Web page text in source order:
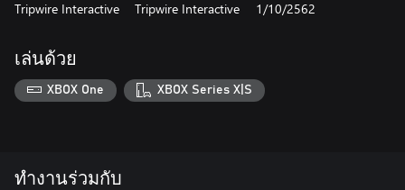
Tripwire Interactive Tripwire Interactive 1/10/2562
เล่นด้วย
XBOX One XBOX Series X|S
ทำงานร่วมกับ